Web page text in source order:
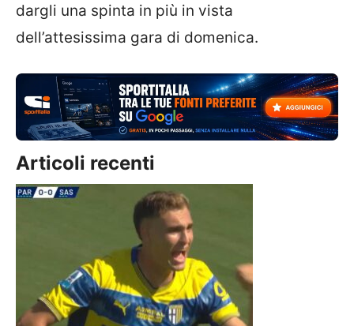
dargli una spinta in più in vista
dell’attesissima gara di domenica.
Articoli recenti